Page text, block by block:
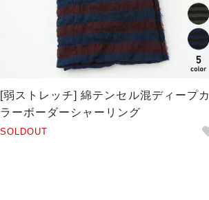
[弱ストレッチ] 綿テンセル混ディープカ
ラーボーダーシャーリング
SOLDOUT